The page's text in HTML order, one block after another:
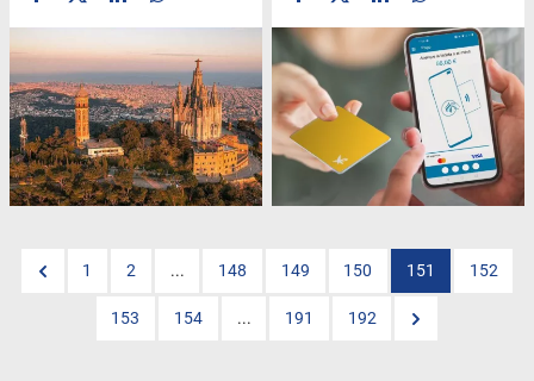
1 2 ... 148 149 150 151 152
153 154 ... 191 192